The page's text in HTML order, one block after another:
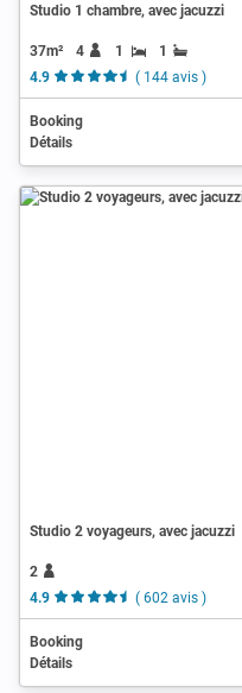
Studio 1 chambre, avec jacuzzi
37m² 4 1
1
4.9
( 144 avis )
Booking
Détails
Studio 2 voyageurs, avec jacuzzi
2
4.9
( 602 avis )
Booking
Détails